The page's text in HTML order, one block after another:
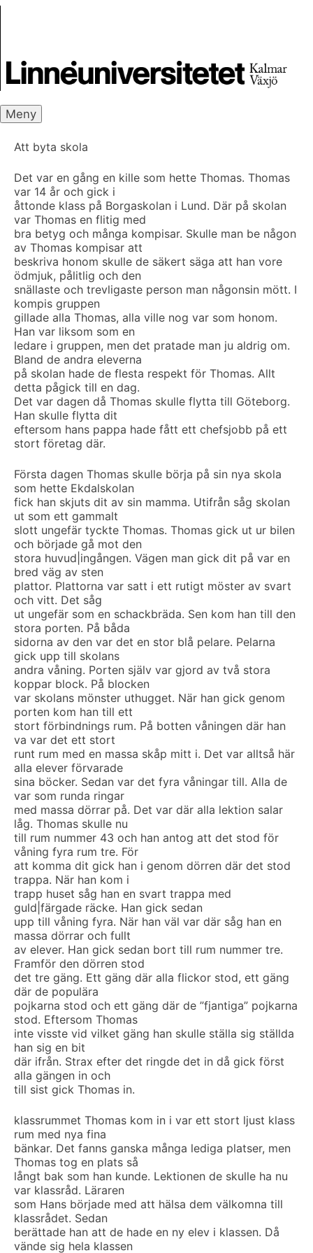
Meny
Att byta skola
Det var en gång en kille som hette Thomas. Thomas
var 14 år och gick i
åttonde klass på Borgaskolan i Lund. Där på skolan
var Thomas en flitig med
bra betyg och många kompisar. Skulle man be någon
av Thomas kompisar att
beskriva honom skulle de säkert säga att han vore
ödmjuk, pålitlig och den
snällaste och trevligaste person man någonsin mött. I
kompis gruppen
gillade alla Thomas, alla ville nog var som honom.
Han var liksom som en
ledare i gruppen, men det pratade man ju aldrig om.
Bland de andra eleverna
på skolan hade de flesta respekt för Thomas. Allt
detta pågick till en dag.
Det var dagen då Thomas skulle flytta till Göteborg.
Han skulle flytta dit
eftersom hans pappa hade fått ett chefsjobb på ett
stort företag där.
Första dagen Thomas skulle börja på sin nya skola
som hette Ekdalskolan
fick han skjuts dit av sin mamma. Utifrån såg skolan
ut som ett gammalt
slott ungefär tyckte Thomas. Thomas gick ut ur bilen
och började gå mot den
stora huvud|ingången. Vägen man gick dit på var en
bred väg av sten
plattor. Plattorna var satt i ett rutigt möster av svart
och vitt. Det såg
ut ungefär som en schackbräda. Sen kom han till den
stora porten. På båda
sidorna av den var det en stor blå pelare. Pelarna
gick upp till skolans
andra våning. Porten själv var gjord av två stora
koppar block. På blocken
var skolans mönster uthugget. När han gick genom
porten kom han till ett
stort förbindnings rum. På botten våningen där han
va var det ett stort
runt rum med en massa skåp mitt i. Det var alltså här
alla elever förvarade
sina böcker. Sedan var det fyra våningar till. Alla de
var som runda ringar
med massa dörrar på. Det var där alla lektion salar
låg. Thomas skulle nu
till rum nummer 43 och han antog att det stod för
våning fyra rum tre. För
att komma dit gick han i genom dörren där det stod
trappa. När han kom i
trapp huset såg han en svart trappa med
guld|färgade räcke. Han gick sedan
upp till våning fyra. När han väl var där såg han en
massa dörrar och fullt
av elever. Han gick sedan bort till rum nummer tre.
Framför den dörren stod
det tre gäng. Ett gäng där alla flickor stod, ett gäng
där de populära
pojkarna stod och ett gäng där de ”fjantiga” pojkarna
stod. Eftersom Thomas
inte visste vid vilket gäng han skulle ställa sig ställda
han sig en bit
där ifrån. Strax efter det ringde det in då gick först
alla gängen in och
till sist gick Thomas in.
klassrummet Thomas kom in i var ett stort ljust klass
rum med nya fina
bänkar. Det fanns ganska många lediga platser, men
Thomas tog en plats så
långt bak som han kunde. Lektionen de skulle ha nu
var klassråd. Läraren
som Hans började med att hälsa dem välkomna till
klassrådet. Sedan
berättade han att de hade en ny elev i klassen. Då
vände sig hela klassen